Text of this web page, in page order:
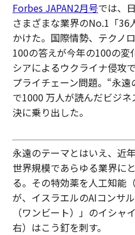
Forbes JAPAN2月号では、
さまざまな業界のNo.1「
かけた。国際情勢、テクノ
100の答えが今年の100の変
シアによるウクライナ侵攻
プライチェーン問題。“永
で1000 万人が読んだビジ
決に乗り出した。
永遠のテーマとはいえ、近
世界規模であらゆる業界に
る。その特効薬を人工知能
が、イスラエルのAIコンサ
（ワンビート）」のイシャ
右）はこう釘を刺す。